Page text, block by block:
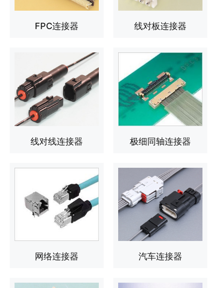
FPC连接器 线对板连接器
线对线连接器 极细同轴连接器
网络连接器 汽车连接器